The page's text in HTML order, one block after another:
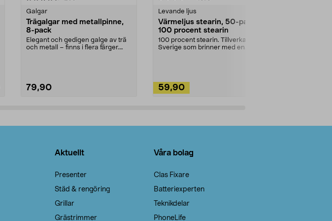
Galgar
Trägalgar med metallpinne,
8-pack
Elegant och gedigen galge av trä
och metall – finns i flera färger.
79,90
Levande ljus
Värmeljus stearin, 50-pack,
100 procent stearin
100 procent stearin. Tillverkade i
Sverige som brinner med en
59,90
Aktuellt
Presenter
Städ & rengöring
Grillar
Grästrimmer
Våra bolag
Clas Fixare
Batteriexperten
Teknikdelar
PhoneLife